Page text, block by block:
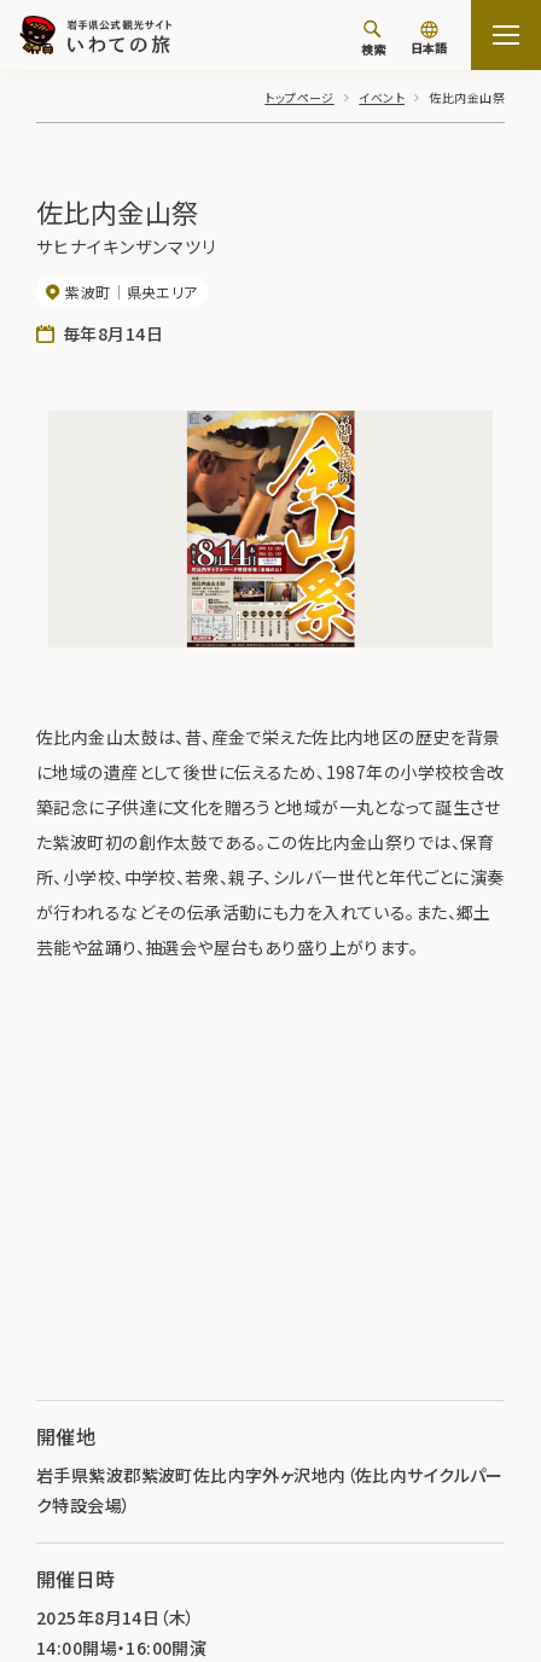
検索 日本語
トップページ イベント 佐比内金山祭
佐比内金山祭
サヒナイキンザンマツリ
紫波町 県央エリア
毎年8月14日
佐比内金山太鼓は、昔、産金で栄えた佐比内地区の歴史を背景
に地域の遺産として後世に伝えるため、1987年の小学校校舎改
築記念に子供達に文化を贈ろうと地域が一丸となって誕生させ
た紫波町初の創作太鼓である。この佐比内金山祭りでは、保育
所、小学校、中学校、若衆、親子、シルバー世代と年代ごとに演奏
が行われるなどその伝承活動にも力を入れている。また、郷土
芸能や盆踊り、抽選会や屋台もあり盛り上がります。
開催地
岩手県紫波郡紫波町佐比内字外ヶ沢地内（佐比内サイクルパー
ク特設会場）
開催日時
2025年8月14日（木）
14:00開場・16:00開演